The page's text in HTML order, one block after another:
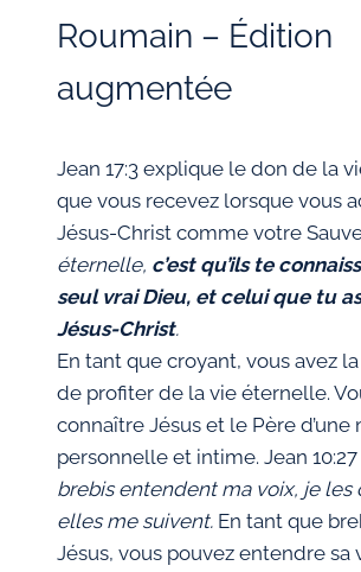
Roumain – Édition
augmentée
Jean 17:3 explique le don de la
que vous recevez lorsque vous
Jésus-Christ comme votre
éternelle, c’est qu’ils te
seul vrai Dieu, et celui que tu
Jésus-Christ.
En tant que croyant, vous avez
de profiter de la vie éternelle.
connaître Jésus et le Père d’une
personnelle et intime. Jean 10:27
brebis entendent ma voix, je les
elles me suivent. En tant que
Jésus, vous pouvez entendre sa